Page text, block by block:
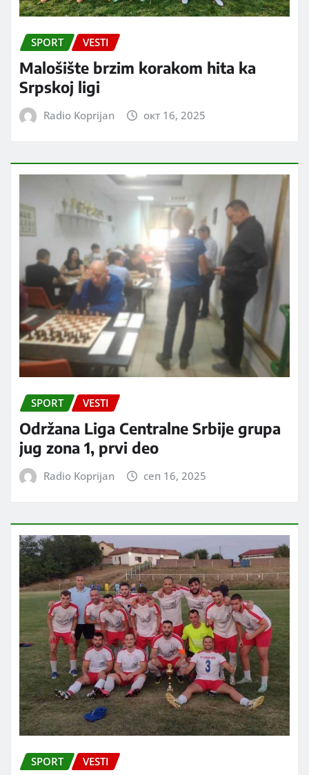
SPORT VESTI
Malošište brzim korakom hita ka
Srpskoj ligi
Radio Koprijan окт 16, 2025
SPORT VESTI
Održana Liga Centralne Srbije grupa
jug zona 1, prvi deo
Radio Koprijan сеп 16, 2025
SPORT VESTI